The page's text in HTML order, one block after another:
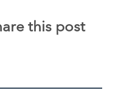
this post!